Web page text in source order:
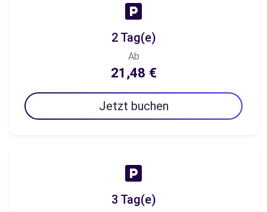
2 Tag(e)
Ab
21,48 €
Jetzt buchen
3 Tag(e)